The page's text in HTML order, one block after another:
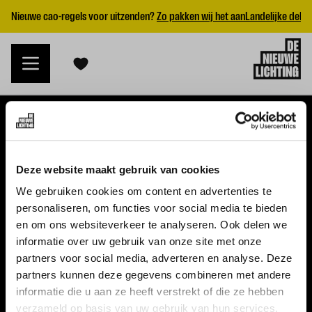
Deze website maakt gebruik van cookies
We gebruiken cookies om content en advertenties te
personaliseren, om functies voor social media te bieden
en om ons websiteverkeer te analyseren. Ook delen we
informatie over uw gebruik van onze site met onze
partners voor social media, adverteren en analyse. Deze
partners kunnen deze gegevens combineren met andere
informatie die u aan ze heeft verstrekt of die ze hebben
verzameld op basis van uw gebruik van hun services.
Nieuwe cao-regels voor uitzenden?Zo pakken wij het aanLandelijke
WERKGEVERS
Nieuwe cao uitzenden 2026
Vraag een offerte aan
VACATURES
Alle vacatures
Topvacatures